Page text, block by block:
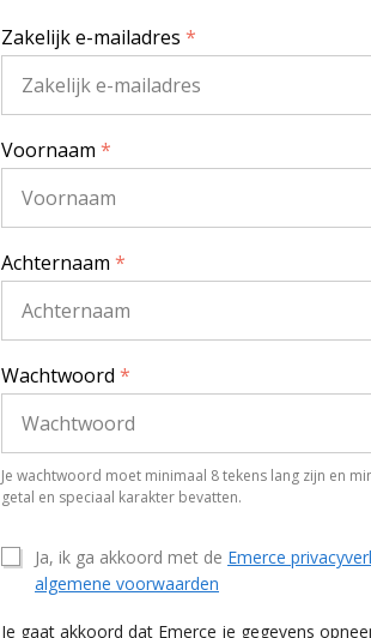
Zakelijk e-mailadres *
Voornaam *
Achternaam *
Wachtwoord *
Je wachtwoord moet minimaal 8 tekens lang zijn en
getal en speciaal karakter bevatten.
Ja, ik ga akkoord met de Emerce
algemene voorwaarden
Je gaat akkoord dat Emerce je gegevens